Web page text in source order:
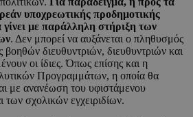
υποχρεωτικής προδημοτικής
γίνει με παράλληλη στήριξη των
. Δεν μπορεί να αυξάνεται ο πληθυσμός
βοηθών διευθυντριών, διευθυντριών και
οι ίδιες. Όπως επίσης και η
Προγραμμάτων, η οποία θα
με ανανέωση του υφιστάμενου
των σχολικών εγχειριδίων.